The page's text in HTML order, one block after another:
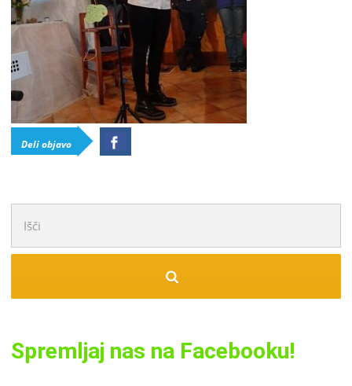
Deli objavo
Spremljaj nas na Facebooku!